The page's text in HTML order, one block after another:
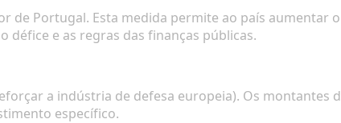
de Portugal. Esta medida permite ao país aumentar
défice e as regras das finanças públicas.
a indústria de defesa europeia). Os montantes
específico.